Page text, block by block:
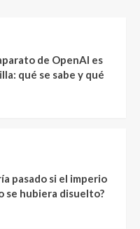
de OpenAI es
qué se sabe y qué
pasado si el imperio
se hubiera disuelto?